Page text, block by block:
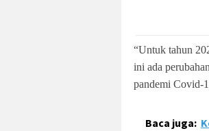
“Untuk tahun
ini ada
pandemi Covid-
Baca juga: